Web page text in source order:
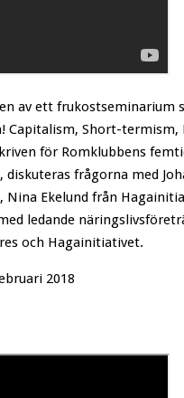
av ett frukostseminarium
Capitalism, Short-
för Romklubbens
frågorna med
Nina Ekelund från
ledande
och Hagainitiativet.
2018